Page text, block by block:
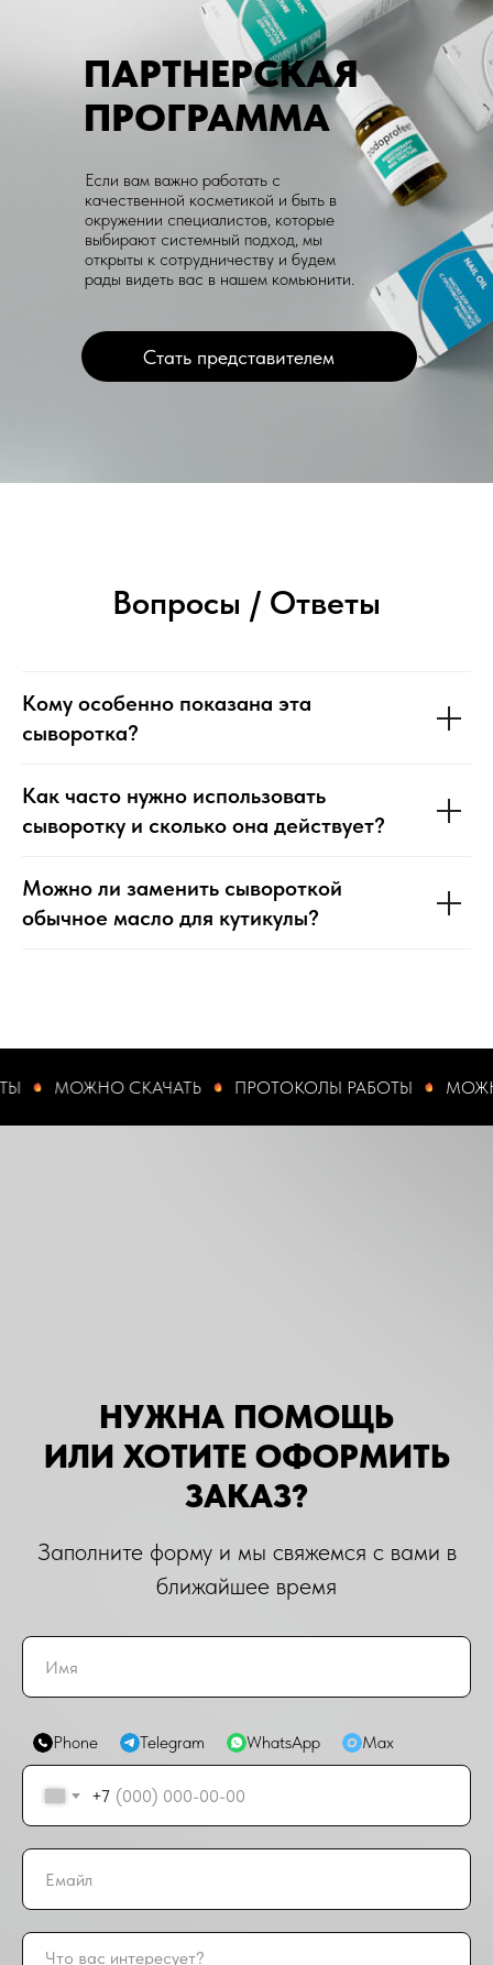
ПАРТНЕРСКАЯ
ПРОГРАММА
Если вам важно работать с
качественной косметикой и быть в
окружении специалистов, которые
выбирают системный подход, мы
открыты к сотрудничеству и будем
рады видеть вас в нашем комьюнити.
Стать представителем
Вопросы / Ответы
Кому особенно показана эта
сыворотка?
Как часто нужно использовать
сыворотку и сколько она действует?
Можно ли заменить сывороткой
обычное масло для кутикулы?
МОЖНО СКАЧАТЬ ПРОТОКОЛЫ РАБОТЫ МОЖНО
НУЖНА ПОМОЩЬ
ИЛИ ХОТИТЕ ОФОРМИТЬ
ЗАКАЗ?
Заполните форму и мы свяжемся с вами в
ближайшее время
Phone Telegram WhatsApp Max
+7